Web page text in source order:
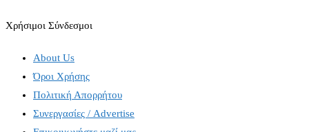
Χρήσιμοι Σύνδεσμοι
About Us
Όροι Χρήσης
Πολιτική Απορρήτου
Συνεργασίες / Advertise